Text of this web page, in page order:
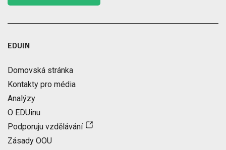
EDUIN
Domovská stránka
Kontakty pro média
Analýzy
O EDUinu
Podporuju vzdělávání
Zásady OOU